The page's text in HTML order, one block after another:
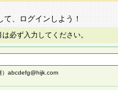
、ログインしよう！
必ず入力してください。
）abcdefg@hijk.com